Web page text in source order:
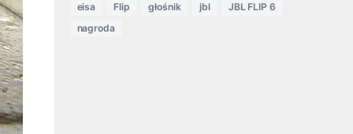
eisa Flip głośnik jbl
JBL FLIP 6
nagroda